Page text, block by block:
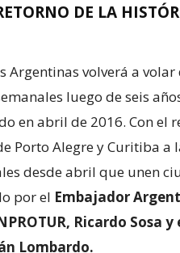
DE LA
Argentinas volverá a volar
luego de seis
en abril de 2016. Con el
Porto Alegre y Curitiba
desde abril que unen
por el Embajador
Ricardo Sosa
Lombardo.